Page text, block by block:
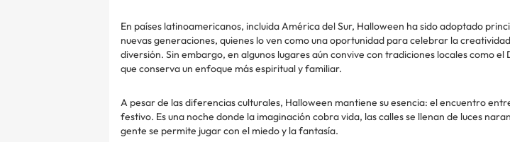
En países latinoamericanos, incluida América del Sur, Halloween ha sido adoptado
nuevas generaciones, quienes lo ven como una oportunidad para celebrar la
diversión. Sin embargo, en algunos lugares aún convive con tradiciones locales como el
que conserva un enfoque más espiritual y familiar.
A pesar de las diferencias culturales, Halloween mantiene su esencia: el encuentro
festivo. Es una noche donde la imaginación cobra vida, las calles se llenan de luces
gente se permite jugar con el miedo y la fantasía.